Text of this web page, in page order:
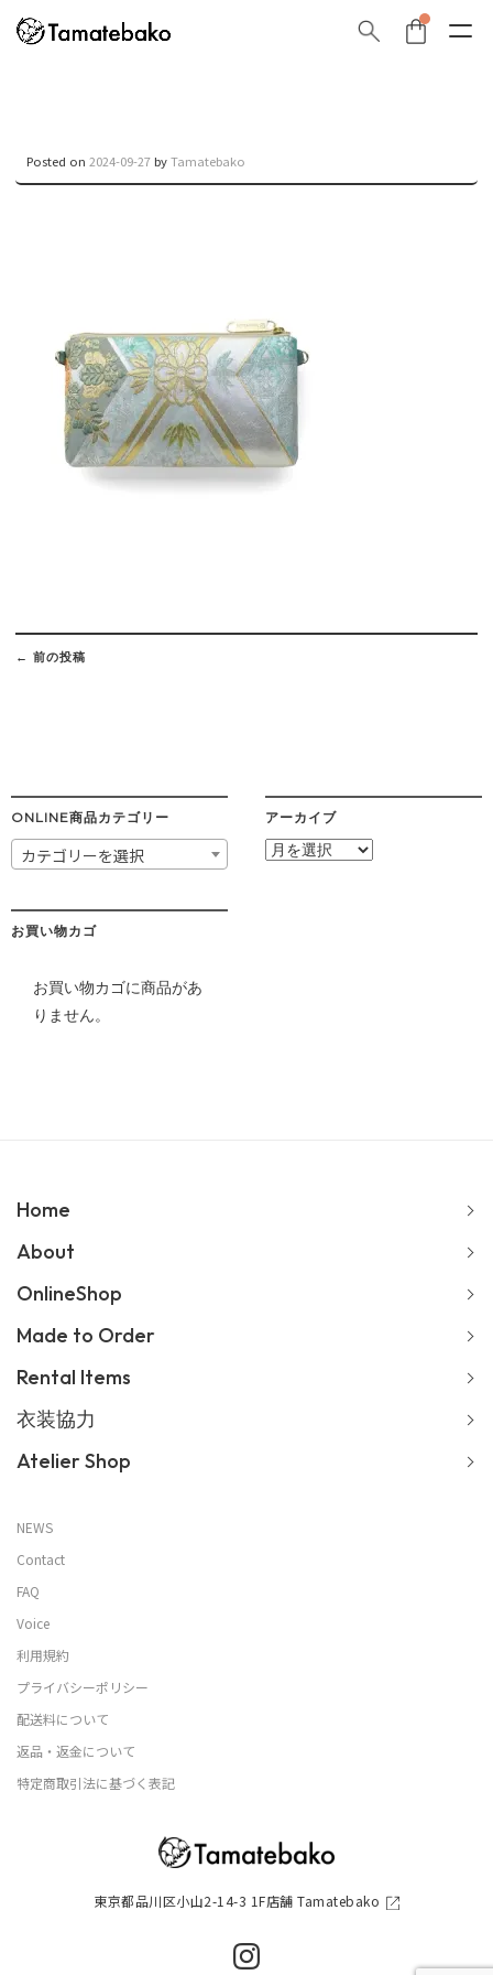
Posted on 2024-09-27 byTamatebako
Post
navigation
← 前の投稿
ONLINE商品カテゴリー
カテゴリーを選択
アーカイブ
ア
お買い物カゴ
お買い物カゴに商品があ
りません。
東京都品川区小山2-14-3 1F店舗 Tamatebako
Home
About
OnlineShop
Made to Order
Rental Items
衣装協力
Atelier Shop
NEWS
Contact
FAQ
Voice
利用規約
プライバシーポリシー
配送料について
返品・返金について
特定商取引法に基づく表記